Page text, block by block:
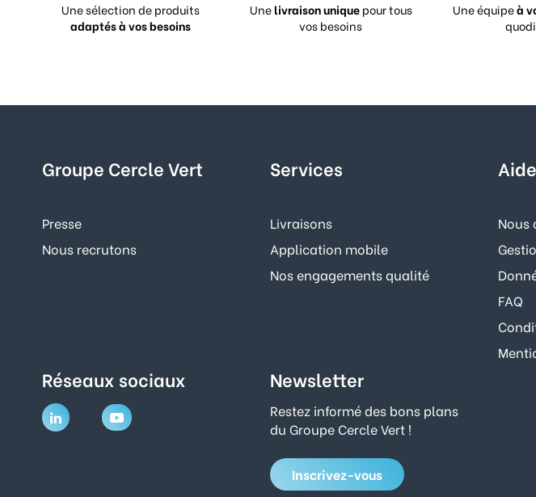
Une sélection de produits
adaptés à vos besoins
Unelivraison uniquepour tous
vos besoins
Une équipeà
Groupe Cercle Vert
Presse
Nous recrutons
Services
Livraisons
Application mobile
Nos engagements qualité
Aide
Nous
FAQ
Réseaux sociaux Newsletter
Restez informé des bons plans
du Groupe Cercle Vert !
Inscrivez-vous